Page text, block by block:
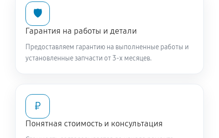
🛡️
Гарантия на работы и детали
Предоставляем гарантию на выполненные работы и
установленные запчасти от 3-х месяцев.
₽
Понятная стоимость и консультация